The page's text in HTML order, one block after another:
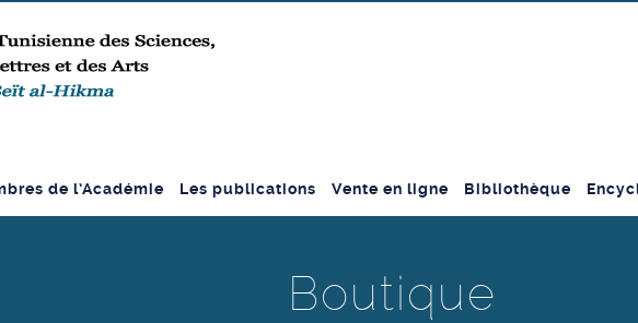
de l’Académie Les publications Vente en ligne Bibliothèque
Boutique